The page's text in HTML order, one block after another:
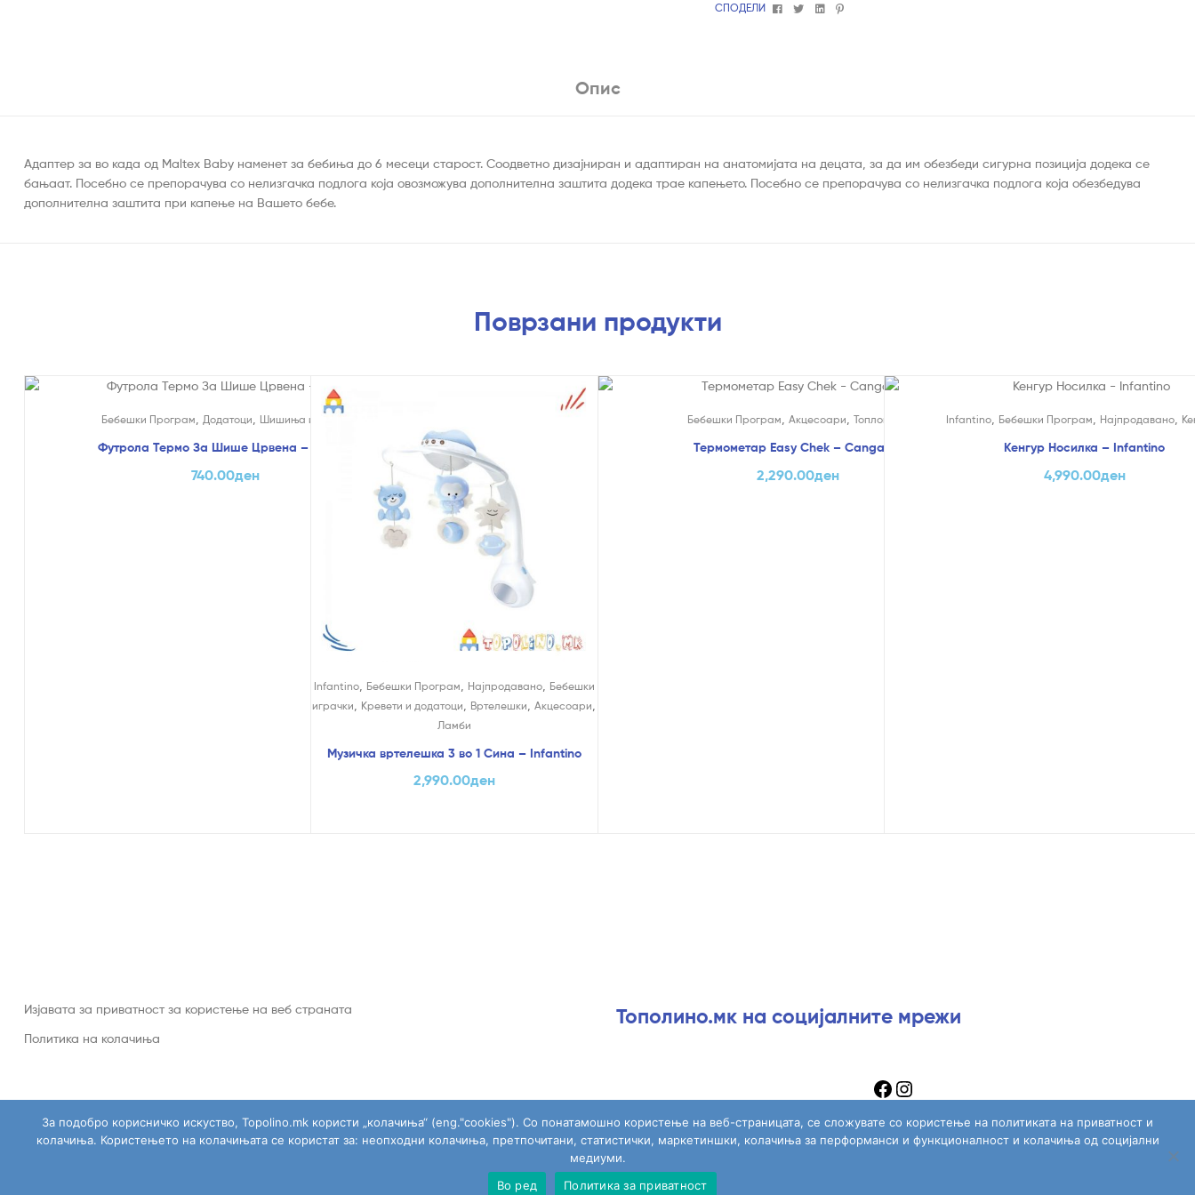
СПОДЕЛИ
FacebookTwitterLinkedin
Pinterest
Опис
Адаптер за во када од Maltex Baby наменет за бебиња до 6 месеци старост. Соодветно дизајниран и адаптиран на анатомијата на децата, за да им обезбеди сигурна позиција додека се
бањаат. Посебно се препорачува со нелизгачка подлога која овозможува дополнителна заштита додека трае капењето. Посебно се препорачува со нелизгачка подлога која обезбедува
дополнителна заштита при капење на Вашето бебе.
Поврзани продукти
Бебешки Програм Додатоци Шишиња и Цуцли
Футрола Термо За Шише Црвена – Chicco
740.00ден
Infantino, Бебешки Програм Најпродавано, Бебешки
играчки
Кревети и додатоци Вртелешки ,Акцесоари
Ламби
Музичка вртелешка 3 во 1 Сина – Infantino
2,990.00ден
Бебешки Програм Акцесоари Топломери
Термометар Easy Chek – Cangaroo
2,290.00ден
Infantino Бебешки Програм Најпродавано
Кенгур Носилка – Infantino
4,990.00ден
Изјавата за приватност за користење на веб страната
Политика на колачиња
Тополино.мк на социјалните мрежи
Copyright © 2026 Topolino.mk. All Rights Reserved.
За подобро корисничко искуство, Topolino.mk користи „колачиња“ (eng."cookies"). Со понатамошно користење на веб-страницата, се сложувате со користење на политиката на приватност и
колачиња. Користењето на колачињата се користат за: неопходни колачиња, претпочитани, статистички, маркетиншки, колачиња за перформанси и функционалност и колачиња од социјални
медиуми.
Во ред
Политика за приватност